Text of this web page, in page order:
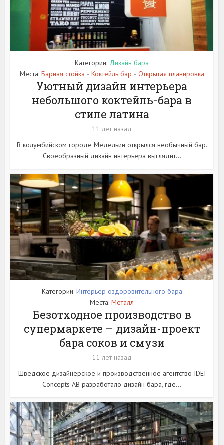
Категории: Дизайн бара
Места: Барная стойка • Коктейль бар • Открытая планировка
Уютный дизайн интерьера
небольшого коктейль-бара в
стиле латина
11 лет назад
В колумбийском городе Медельин открылся необычный бар.
Своеобразный дизайн интерьера выглядит...
Категории: Интерьер оздоровительного бара
Места: Металл
Безотходное производство в
супермаркете – дизайн-проект
бара соков и смузи
11 лет назад
Шведское дизайнерское и производственное агентство IDEI
Concepts AB разработало дизайн бара, где...